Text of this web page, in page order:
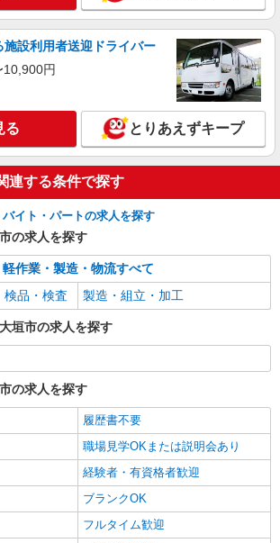
詳細を見る
ビス/お仕事No/0878132
品の整列作業
時給1300円 月収例：208000円以上（残業・休
出勤手当て等が含まれています） 交通費全額支
岐阜県大垣市
詳細を見る
施設利用者送迎ドライバー
10,900円
る とりあえずキープ
連する条件で探す
イト・パートの求人を探す
の求人を探す
軽作業・製造・物流すべて
検品・検査
製造・組立・加工
垣市の求人を探す
の求人を探す
履歴書不要
職場見学OKまたは説明会あり
経験者・有資格者歓迎
ブランクOK
フルタイム歓迎